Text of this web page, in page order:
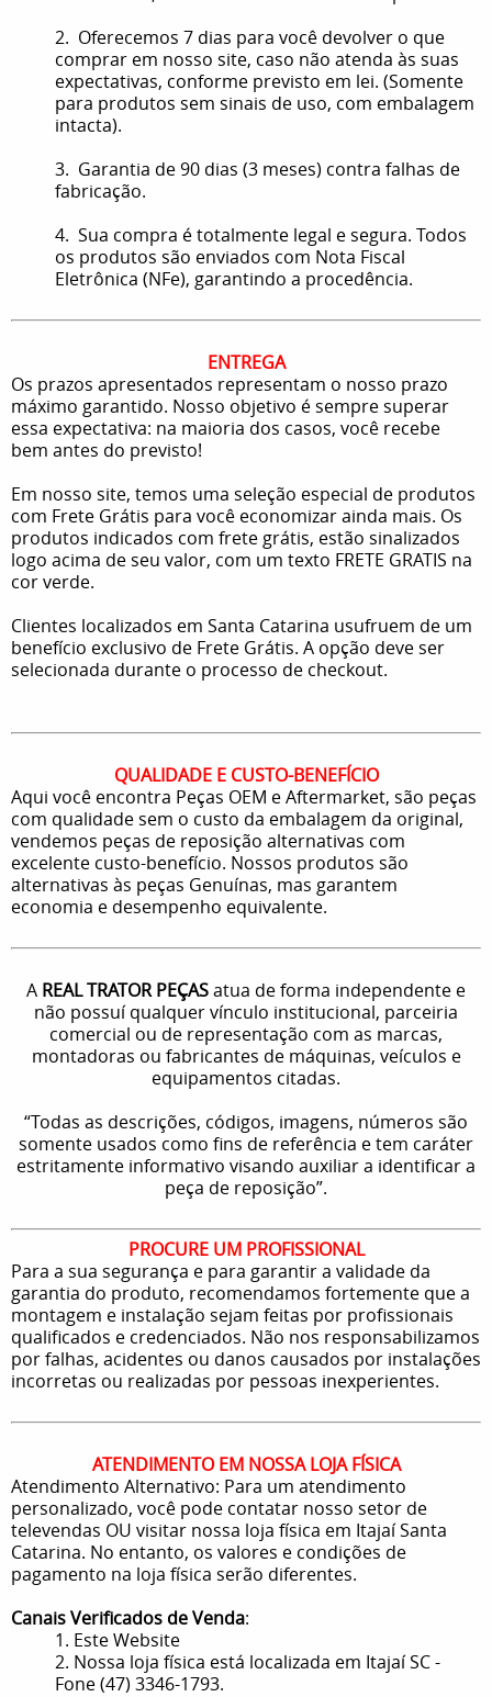
2. Oferecemos 7 dias para você devolver o que
comprar em nosso site, caso não atenda às suas
expectativas, conforme previsto em lei. (Somente
para produtos sem sinais de uso, com embalagem
intacta).
3. Garantia de 90 dias (3 meses) contra falhas de
fabricação.
4. Sua compra é totalmente legal e segura. Todos
os produtos são enviados com Nota Fiscal
Eletrônica (NFe), garantindo a procedência.
ENTREGA
Os prazos apresentados representam o nosso prazo
máximo garantido. Nosso objetivo é sempre superar
essa expectativa: na maioria dos casos, você recebe
bem antes do previsto!
Em nosso site, temos uma seleção especial de produtos
com Frete Grátis para você economizar ainda mais. Os
produtos indicados com frete grátis, estão sinalizados
logo acima de seu valor, com um texto FRETE GRATIS na
cor verde.
Clientes localizados em Santa Catarina usufruem de um
benefício exclusivo de Frete Grátis. A opção deve ser
selecionada durante o processo de checkout.
QUALIDADE E CUSTO-BENEFÍCIO
Aqui você encontra Peças OEM e Aftermarket, são peças
com qualidade sem o custo da embalagem da original,
vendemos peças de reposição alternativas com
excelente custo-benefício. Nossos produtos são
alternativas às peças Genuínas, mas garantem
economia e desempenho equivalente.
A REAL TRATOR PEÇASatua de forma independente e
não possuí qualquer vínculo institucional, parceiria
comercial ou de representação com as marcas,
montadoras ou fabricantes de máquinas, veículos e
equipamentos citadas.
“Todas as descrições, códigos, imagens, números são
somente usados como fins de referência e tem caráter
estritamente informativo visando auxiliar a identificar a
peça de reposição”.
PROCURE UM PROFISSIONAL
Para a sua segurança e para garantir a validade da
garantia do produto, recomendamos fortemente que a
montagem e instalação sejam feitas por profissionais
qualificados e credenciados. Não nos responsabilizamos
por falhas, acidentes ou danos causados por instalações
incorretas ou realizadas por pessoas inexperientes.
ATENDIMENTO EM NOSSA LOJA FÍSICA
Atendimento Alternativo: Para um atendimento
personalizado, você pode contatar nosso setor de
televendas OU visitar nossa loja física em Itajaí Santa
Catarina. No entanto, os valores e condições de
pagamento na loja física serão diferentes.
Canais Verificados de Venda:
1. Este Website
2. Nossa loja física está localizada em Itajaí SC -
Fone (47) 3346-1793.